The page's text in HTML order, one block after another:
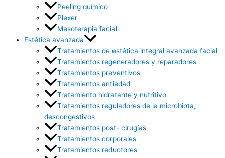
Peeling químico
Plexer
Mesoterapia facial
Estética avanzada
Tratamientos de estética integral avanzada facial
Tratamientos regeneradores y reparadores
Tratamientos preventivos
Tratamientos antiedad
Tratamiento hidratante y nutritivo
Tratamientos reguladores de la microbiota,
descongestivos
Tratamientos post- cirugías
Tratamientos corporales
Tratamientos reductores